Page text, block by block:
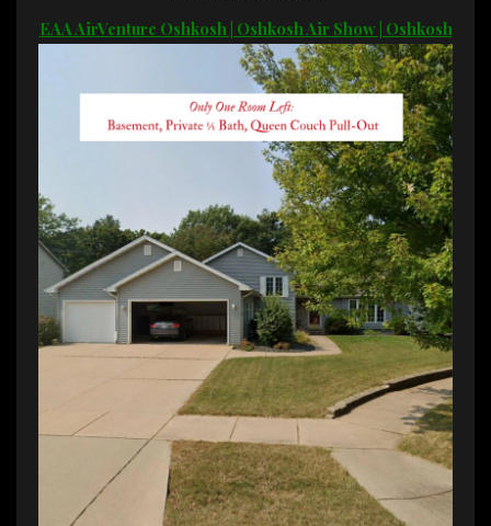
EAA AirVenture Oshkosh | Oshkosh Air Show | Oshkosh